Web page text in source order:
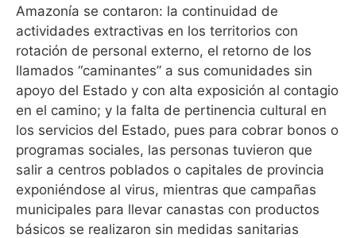
Amazonía se contaron: la continuidad de
actividades extractivas en los territorios con
rotación de personal externo, el retorno de los
llamados “caminantes” a sus comunidades sin
apoyo del Estado y con alta exposición al contagio
en el camino; y la falta de pertinencia cultural en
los servicios del Estado, pues para cobrar bonos o
programas sociales, las personas tuvieron que
salir a centros poblados o capitales de provincia
exponiéndose al virus, mientras que campañas
municipales para llevar canastas con productos
básicos se realizaron sin medidas sanitarias